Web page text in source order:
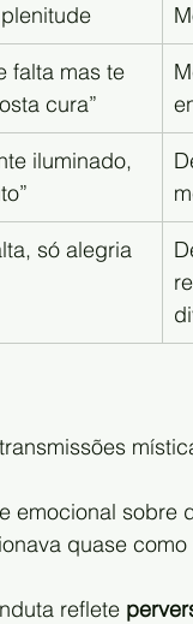
falta mas te
cura”
iluminado,
só alegria
emocional sobre
quase
reflete